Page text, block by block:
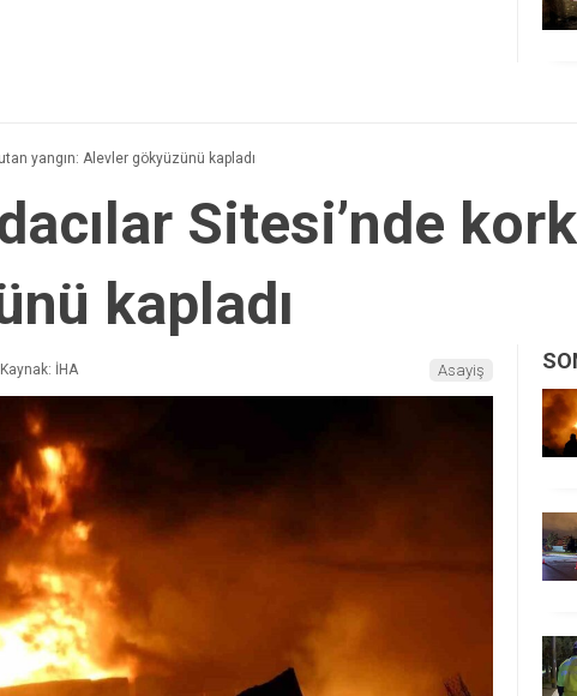
yangın: Alevler gökyüzünü kapladı
Sitesi’nde
kapladı
Kaynak: İHA Asayiş